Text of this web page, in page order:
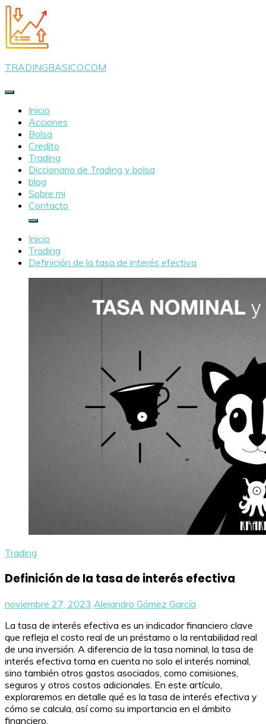
Saltar
al
contenido
TRADINGBASICO.COM
Inicio
Acciones
Bolsa
Credito
Trading
Diccionario de Trading y bolsa
blog
Sobre mi
Contacto
Inicio
Trading
Definición de la tasa de interés efectiva
Trading
Definición de la tasa de interés efectiva
noviembre 27, 2023 Alejandro Gómez García
La tasa de interés efectiva es un indicador financiero clave
que refleja el costo real de un préstamo o la rentabilidad real
de una inversión. A diferencia de la tasa nominal, la tasa de
interés efectiva toma en cuenta no solo el interés nominal,
sino también otros gastos asociados, como comisiones,
seguros y otros costos adicionales. En este artículo,
exploraremos en detalle qué es la tasa de interés efectiva y
cómo se calcula, así como su importancia en el ámbito
financiero.